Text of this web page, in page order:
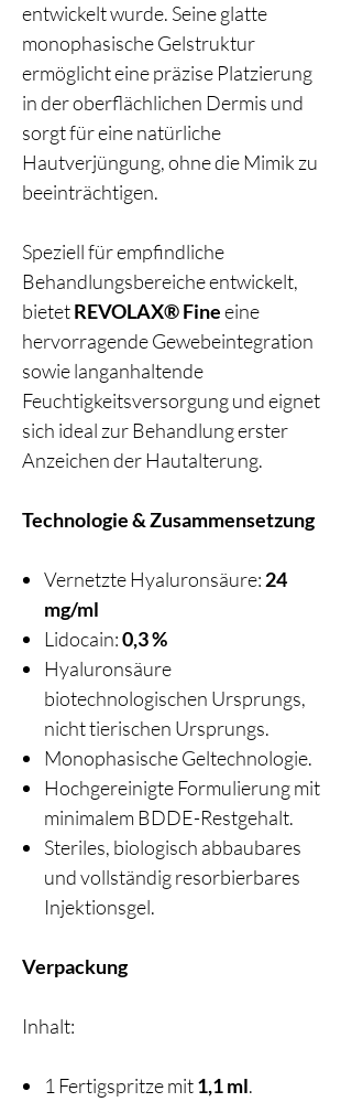
entwickelt wurde. Seine glatte
monophasische Gelstruktur
ermöglicht eine präzise Platzierung
in der oberflächlichen Dermis und
sorgt für eine natürliche
Hautverjüngung, ohne die Mimik zu
beeinträchtigen.
Speziell für empfindliche
Behandlungsbereiche entwickelt,
bietetREVOLAX® Fineeine
hervorragende Gewebeintegration
sowie langanhaltende
Feuchtigkeitsversorgung und eignet
sich ideal zur Behandlung erster
Anzeichen der Hautalterung.
Technologie & Zusammensetzung
Vernetzte Hyaluronsäure: 24
mg/ml
Lidocain:0,3 %
Hyaluronsäure
biotechnologischen Ursprungs,
nicht tierischen Ursprungs.
Monophasische Geltechnologie.
Hochgereinigte Formulierung mit
minimalem BDDE-Restgehalt.
Steriles, biologisch abbaubares
und vollständig resorbierbares
Injektionsgel.
Verpackung
Inhalt:
1 Fertigspritze mit1,1 ml.